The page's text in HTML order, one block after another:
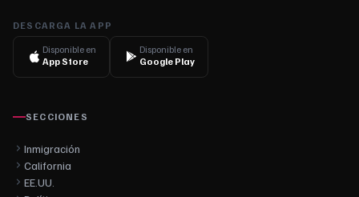
DESCARGA LA APP
Disponible en
App Store
Disponible en
Google Play
SECCIONES
Inmigración
California
EE.UU.